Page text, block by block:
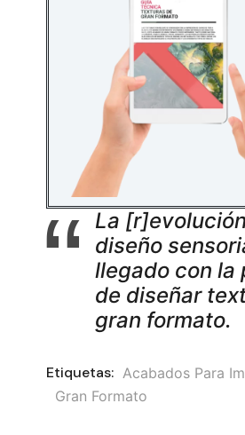
La
diseño
llegado con la
de diseñar
gran formato.
Etiquetas: Acabados Para
Gran Formato